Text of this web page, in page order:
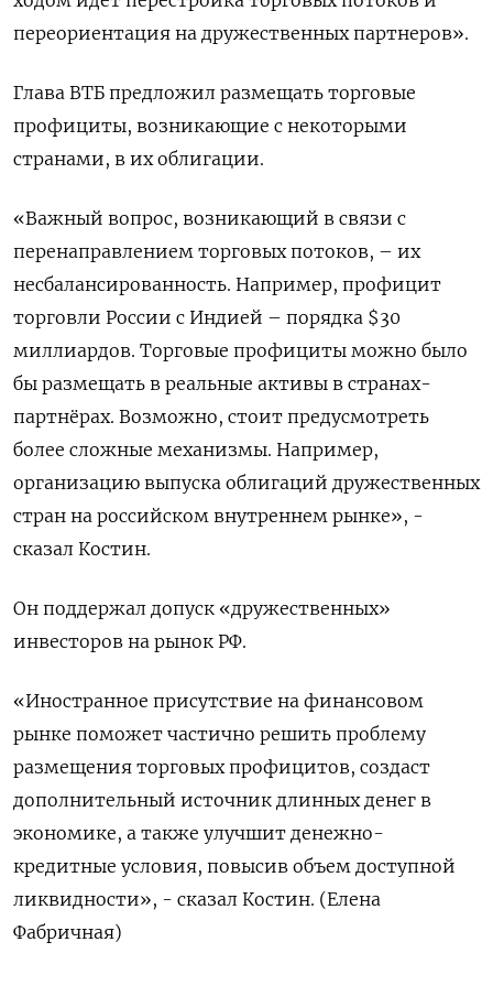
переориентация на дружественных партнеров».
Глава ВТБ предложил размещать торговые
профициты, возникающие с некоторыми
странами, в их облигации.
«Важный вопрос, возникающий в связи с
перенаправлением торговых потоков, – их
несбалансированность. Например, профицит
торговли России с Индией – порядка $30
миллиардов. Торговые профициты можно было
бы размещать в реальные активы в странах-
партнёрах. Возможно, стоит предусмотреть
более сложные механизмы. Например,
организацию выпуска облигаций дружественных
стран на российском внутреннем рынке», -
сказал Костин.
Он поддержал допуск «дружественных»
инвесторов на рынок РФ.
«Иностранное присутствие на финансовом
рынке поможет частично решить проблему
размещения торговых профицитов, создаст
дополнительный источник длинных денег в
экономике, а также улучшит денежно-
кредитные условия, повысив объем доступной
ликвидности», - сказал Костин. (Елена
Фабричная)